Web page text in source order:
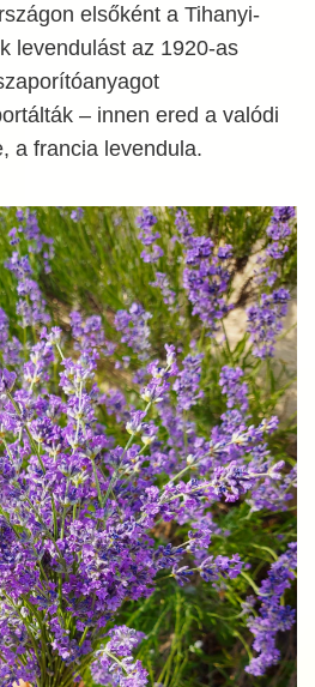
elsőként a Tihanyi-
levendulást az 1920-as
– innen ered a valódi
a francia levendula.